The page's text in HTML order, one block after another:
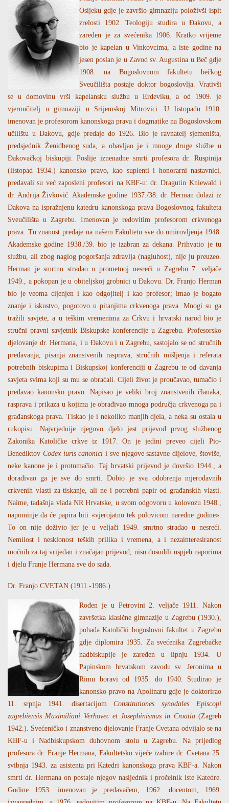
Osijeku gdje je završio gimnaziju položivši ispit
zrelosti 1902. Teologiju studira u Đakovu, a
zaređen je za svećenika 1906. Kratko vrijeme
bio je kapelan u Vinkovcima, a iste godine na
jesen poslan je u Zavod sv. Augustina u Beč gdje
1908. na Bogoslovnom fakultetu bečkog
Sveučilišta postaje doktor bogoslovlja. Vrativši
se u domovinu vrši kapelansku službu u Erdeviku, a od 1909. je
vjeroučitelj u gimnaziji u Srijemskoj Mitrovici. U listopadu 1910.
imenovan je profesorom kanonskoga prava i dogmatike na Bogoslovskom
učilištu u Đakovu, gdje predaje do 1926. Bio je ravnatelj sjemeništa,
predsjednik Ženidbenog suda, a obavljao je i mnoge druge službe u
Đakovačkoj biskupiji. Poslije iznenadne smrti profesora dr. Ruspinija
(listopad 1934.) kanonsko pravo, kao suplenti i honorarni nastavnici,
predavali su već zaposleni profesori na KBF-u: dr. Dragutin Kniewald i
dr. Andrija Živković. Akademske godine 1937./38. dr. Herman dolazi iz
Đakova na ispražnjenu katedru kanonskoga prava Bogoslovnog fakulteta
Sveučilišta u Zagrebu. Imenovan je redovitim profesorom crkvenoga
prava. Tu znanost predaje na našem Fakultetu sve do umirovljenja 1948.
Akademske godine 1938./39. bio je izabran za dekana. Prihvatio je tu
službu, ali zbog naglog pogoršanja zdravlja (nagluhost), nije ju preuzeo.
Herman je smrtno stradao u prometnoj nesreći u Zagrebu 7. veljače
1949., a pokopan je u obiteljskoj grobnici u Đakovu. Dr. Franjo Herman
bio je veoma cijenjen i kao odgojitelj i kao profesor; imao je bogato
znanje i iskustvo, pogotovo u pitanjima crkvenoga prava. Mnogi su ga
tražili savjete, a u teškim vremenima za Crkvu i hrvatski narod bio je
stručni pravni savjetnik Biskupske konferencije u Zagrebu. Profesorsko
djelovanje dr. Hermana, i u Đakovu i u Zagrebu, sastojalo se od stručnih
predavanja, pisanja znanstvenih rasprava, stručnih mišljenja i referata
potrebnih biskupima i Biskupskoj konferenciji u Zagrebu te od davanja
savjeta svima koji su mu se obraćali. Cijeli život je proučavao, tumačio i
predavao kanonsko pravo. Napisao je veliki broj znanstvenih članaka,
rasprava i prikaza u kojima je obrađivao mnoga područja crkvenoga pa i
građanskoga prava. Tiskao je i nekoliko manjih djela, a neka su ostala u
rukopisu. Najvrjednije njegovo djelo jest prijevod prvog službenog
Zakonika Katoličke crkve iz 1917. On je jedini preveo cijeli Pio-
Benediktov Codex iuris canonici i sve njegove sastavne dijelove, štoviše,
neke kanone je i protumačio. Taj hrvatski prijevod je dovršio 1944., a
dorađivao ga je sve do smrti. Dobio je sva odobrenja mjerodavnih
crkvenih vlasti za tiskanje, ali ne i potrebni papir od građanskih vlasti.
Naime, tadašnja vlada NR Hrvatske, u svom odgovoru u kolovozu 1948.,
napominje da će papira biti «vjerojatno tek polovicom naredne godine».
To on nije doživio jer je u veljači 1949. smrtno stradao u nesreći.
Nemilost i nesklonost teških prilika i vremena, a i nezainteresiranost
moćnih za taj vrijedan i značajan prijevod, nisu dosudili uspjeh naporima
i djelu Franje Hermana sve do sada.
Dr. Franjo CVETAN (1911.-1986.)
Rođen je u Petrovini 2. veljače 1911. Nakon
završetka klasične gimnazije u Zagrebu (1930.),
pohađa Katolički bogoslovni fakultet u Zagrebu
gdje diplomira 1935. Za svećenika Zagrebačke
nadbiskupije je zaređen u lipnju 1934. U
Papinskom hrvatskom zavodu sv. Jeronima u
Rimu boravi od 1935. do 1940. Studirao je
kanonsko pravo na Apolinaru gdje je doktorirao
11. srpnja 1941. disertacijomConstitutiones synodales Episcopi
zagrebiensis Maximiliani Verhovec et Josephinismus in Croatia(Zagreb
1942.). Svećeničko i znanstveno djelovanje Franje Cvetana odvijalo se na
KBF-u i Nadbiskupskom duhovnom stolu u Zagrebu. Na prijedlog
profesora dr. Franje Hermana, Fakultetsko vijeće izabire dr. Cvetana 25.
svibnja 1943. za asistenta pri Katedri kanonskoga prava KBF-a. Nakon
smrti dr. Hermana on postaje njegov nasljednik i pročelnik iste Katedre.
Godine 1953. imenovan je predavačem, 1962. docentom, 1969.